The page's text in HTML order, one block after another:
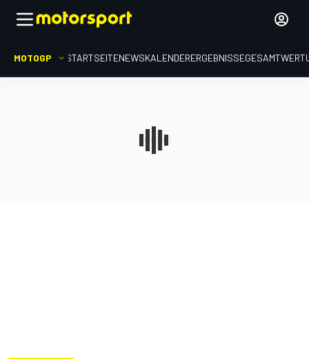
MOTOGP STARTSEITENEWSKALENDERERGEBNISSE